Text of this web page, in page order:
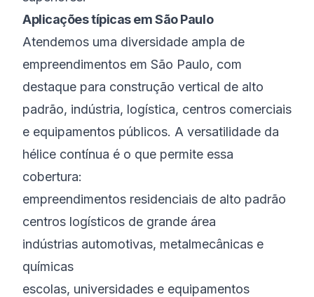
Aplicações típicas em São Paulo
Atendemos uma diversidade ampla de
empreendimentos em São Paulo, com
destaque para construção vertical de alto
padrão, indústria, logística, centros comerciais
e equipamentos públicos. A versatilidade da
hélice contínua é o que permite essa
cobertura:
empreendimentos residenciais de alto padrão
centros logísticos de grande área
indústrias automotivas, metalmecânicas e
químicas
escolas, universidades e equipamentos